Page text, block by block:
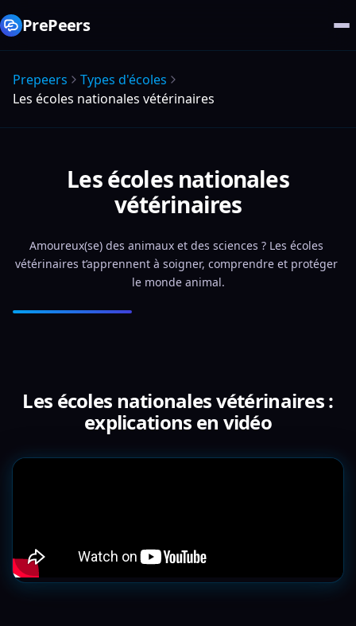
PrePeers
Prepeers
Types d'écoles
Les écoles nationales vétérinaires
Les écoles nationales
vétérinaires
Amoureux(se) des animaux et des sciences ? Les écoles
vétérinaires t’apprennent à soigner, comprendre et protéger
le monde animal.
Les écoles nationales vétérinaires :
explications en vidéo